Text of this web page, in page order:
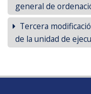
general de
Tercera
de la unidad de